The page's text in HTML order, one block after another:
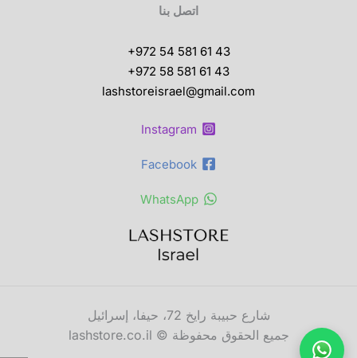
اتصل بنا
+972 54 581 61 43
+972 58 581 61 43
lashstoreisrael@gmail.com
Instagram
Facebook
WhatsApp
شارع حبيبة رايخ 72، حيفا، إسرائيل
جميع الحقوق محفوظة © lashstore.co.il